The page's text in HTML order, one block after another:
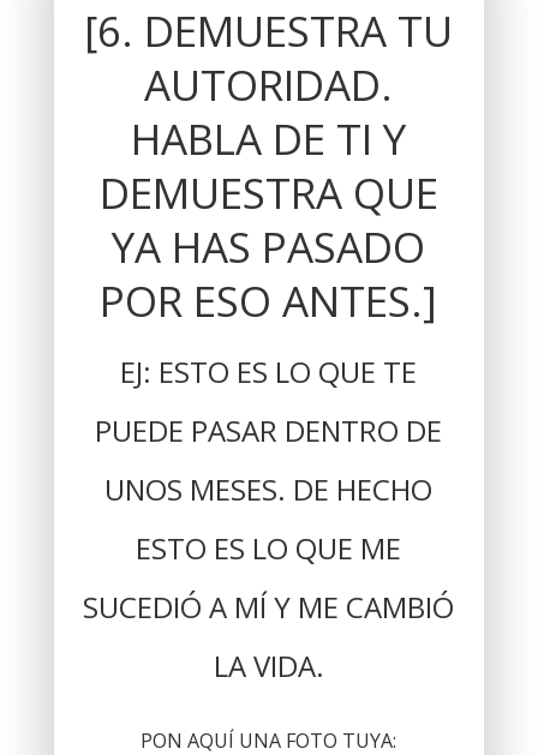
[6. DEMUESTRA TU
AUTORIDAD.
HABLA DE TI Y
DEMUESTRA QUE
YA HAS PASADO
POR ESO ANTES.]
EJ: ESTO ES LO QUE TE
PUEDE PASAR DENTRO DE
UNOS MESES. DE HECHO
ESTO ES LO QUE ME
SUCEDIÓ A MÍ Y ME CAMBIÓ
LA VIDA.
PON AQUÍ UNA FOTO TUYA: